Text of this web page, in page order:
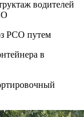
водителей
РСО путем
в